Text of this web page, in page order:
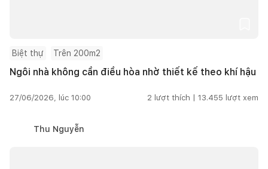
Biệt thự Trên 200m2
Ngôi nhà không cần điều hòa nhờ thiết kế theo khí hậu
27/06/2026, lúc 10:00 2 lượt thích | 13.455 lượt xem
Thu Nguyễn